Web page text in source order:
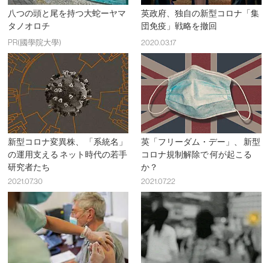
八つの頭と尾を持つ大蛇ーヤマ
タノオロチ
PR(國學院大學)
英政府、独自の新型コロナ「集
団免疫」戦略を撤回
2020.03.17
新型コロナ変異株、 「系統名」
の運用支える ネット時代の若手
研究者たち
2021.07.30
英「フリーダム・デー」、 新型
コロナ規制解除で 何が起こる
か？
2021.07.22